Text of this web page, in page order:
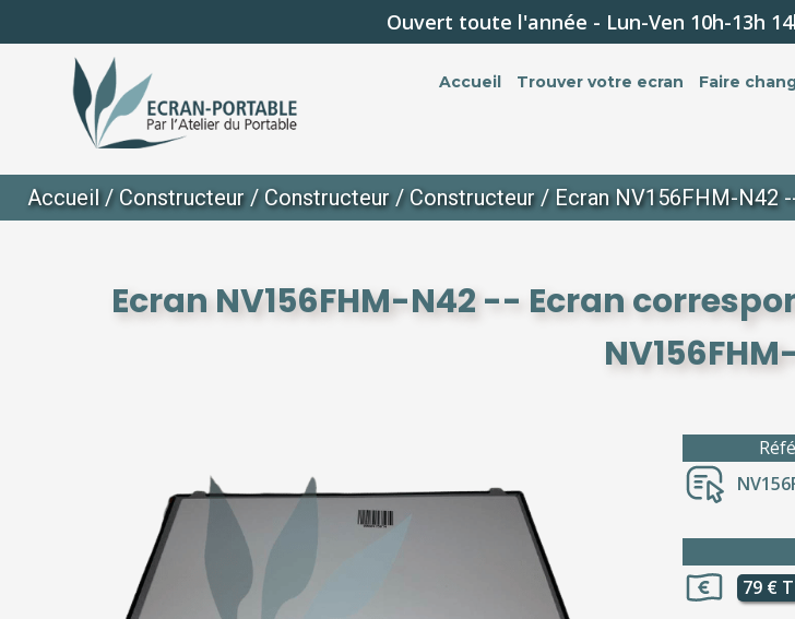
Ouvert toute l'année - Lun-Ven 10h-13h
Accueil Trouver votre ecran Faire
Accueil/ Constructeur/ Constructeur/ Constructeur/ Ecran NV156FHM-N42
Ecran NV156FHM-N42 -- Ecran
79 €